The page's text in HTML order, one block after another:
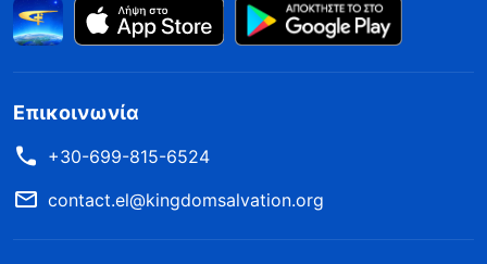
Επικοινωνία
+30-699-815-6524
contact.el@kingdomsalvation.org